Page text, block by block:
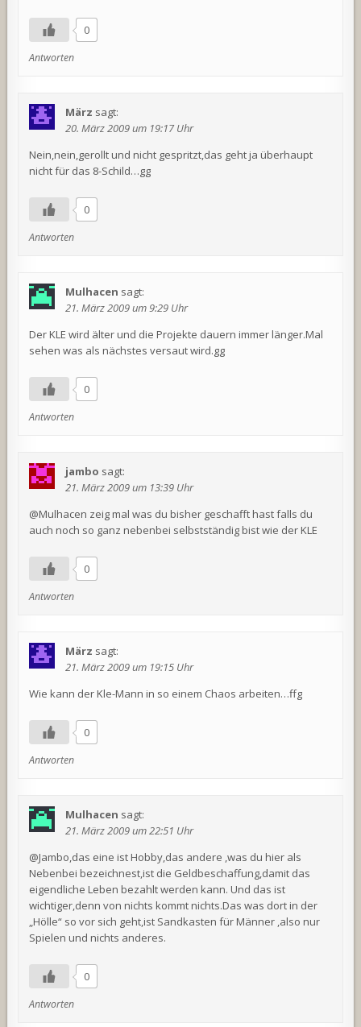
0
Antworten
März sagt:
20. März 2009 um 19:17 Uhr
Nein,nein,gerollt und nicht gespritzt,das geht ja überhaupt
nicht für das 8-Schild…gg
0
Antworten
Mulhacen sagt:
21. März 2009 um 9:29 Uhr
Der KLE wird älter und die Projekte dauern immer länger.Mal
sehen was als nächstes versaut wird.gg
0
Antworten
jambo sagt:
21. März 2009 um 13:39 Uhr
@Mulhacen zeig mal was du bisher geschafft hast falls du
auch noch so ganz nebenbei selbstständig bist wie der KLE
0
Antworten
März sagt:
21. März 2009 um 19:15 Uhr
Wie kann der Kle-Mann in so einem Chaos arbeiten…ffg
0
Antworten
Mulhacen sagt:
21. März 2009 um 22:51 Uhr
@Jambo,das eine ist Hobby,das andere ,was du hier als
Nebenbei bezeichnest,ist die Geldbeschaffung,damit das
eigendliche Leben bezahlt werden kann. Und das ist
wichtiger,denn von nichts kommt nichts.Das was dort in der
„Hölle“ so vor sich geht,ist Sandkasten für Männer ,also nur
Spielen und nichts anderes.
0
Antworten